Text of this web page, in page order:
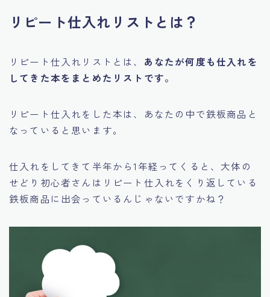
リピート仕入れリストとは？
リピート仕入れリストとは、 あなたが何度も仕入れを
してきた本をまとめたリストです。
リピート仕入れをした本は、あなたの中で鉄板商品 と
なっていると思います。
仕入れをしてきて半年から1年経ってくると、大体の
せどり初心者さんはリピート仕入れをくり返している
鉄板商品に出会っているんじゃないですかね？